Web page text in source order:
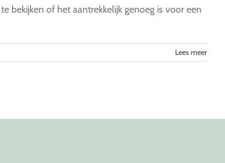
bekijken of het aantrekkelijk genoeg is voor een
Lees meer